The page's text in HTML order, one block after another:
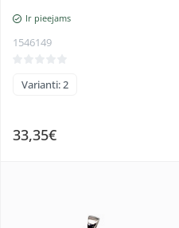
Ir pieejams
1546149
Varianti: 2
33,35€